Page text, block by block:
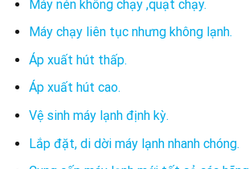
Máy nén không chạy ,quạt chạy.
Máy chạy liên tục nhưng không lạnh.
Áp xuất hút thấp.
Áp xuất hút cao.
Vệ sinh máy lạnh định kỳ.
Lắp đặt, di dời máy lạnh nhanh chóng.